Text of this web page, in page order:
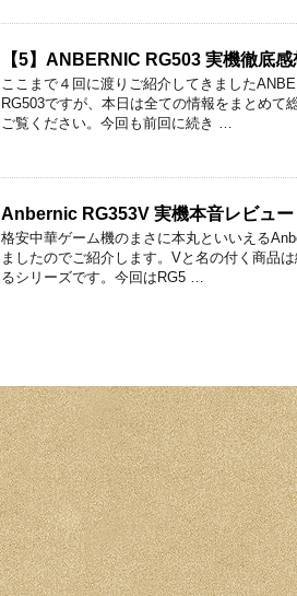
【5】ANBERNIC RG503 実機徹底
ここまで４回に渡りご紹介してきました
RG503ですが、本日は全ての情報をまとめて
ご覧ください。今回も前回に続き …
Anbernic RG353V 実機本音レビュ
格安中華ゲーム機のまさに本丸といいえる
ましたのでご紹介します。Vと名の付く商品
るシリーズです。今回はRG5 …